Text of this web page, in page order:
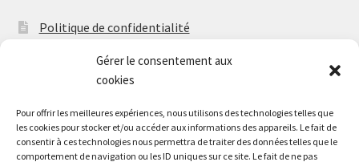
Gérer le consentement aux
cookies
Pour offrir les meilleures expériences, nous utilisons des technologies telles que
les cookies pour stocker et/ou accéder aux informations des appareils. Le fait de
consentir à ces technologies nous permettra de traiter des données telles que le
comportement de navigation ou les ID uniques sur ce site. Le fait de ne pas
Politique de confidentialité
Mentions légales
Politique de cookies (EU)
Contact